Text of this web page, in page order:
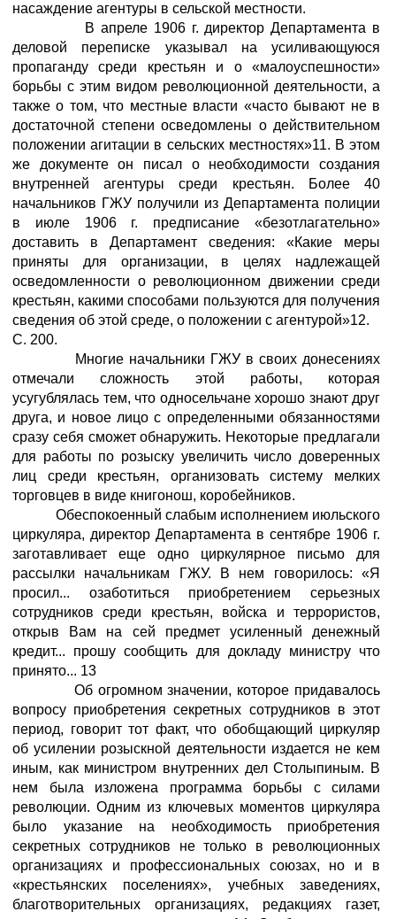
насаждение агентуры в сельской местности.
В апреле 1906 г. директор Департамента в
деловой переписке указывал на усиливающуюся
пропаганду среди крестьян и о «малоуспешности»
борьбы с этим видом революционной деятельности, а
также о том, что местные власти «часто бывают не в
достаточной степени осведомлены о действительном
положении агитации в сельских местностях»11. В этом
же документе он писал о необходимости создания
внутренней агентуры среди крестьян. Более 40
начальников ГЖУ получили из Департамента полиции
в июле 1906 г. предписание «безотлагательно»
доставить в Департамент сведения: «Какие меры
приняты для организации, в целях надлежащей
осведомленности о революционном движении среди
крестьян, какими способами пользуются для получения
сведения об этой среде, о положении с агентурой»12.
С. 200.
Многие начальники ГЖУ в своих донесениях
отмечали сложность этой работы, которая
усугублялась тем, что односельчане хорошо знают друг
друга, и новое лицо с определенными обязанностями
сразу себя сможет обнаружить. Некоторые предлагали
для работы по розыску увеличить число доверенных
лиц среди крестьян, организовать систему мелких
торговцев в виде книгонош, коробейников.
Обеспокоенный слабым исполнением июльского
циркуляра, директор Департамента в сентябре 1906 г.
заготавливает еще одно циркулярное письмо для
рассылки начальникам ГЖУ. В нем говорилось: «Я
просил... озаботиться приобретением серьезных
сотрудников среди крестьян, войска и террористов,
открыв Вам на сей предмет усиленный денежный
кредит... прошу сообщить для докладу министру что
принято... 13
Об огромном значении, которое придавалось
вопросу приобретения секретных сотрудников в этот
период, говорит тот факт, что обобщающий циркуляр
об усилении розыскной деятельности издается не кем
иным, как министром внутренних дел Столыпиным. В
нем была изложена программа борьбы с силами
революции. Одним из ключевых моментов циркуляра
было указание на необходимость приобретения
секретных сотрудников не только в революционных
организациях и профессиональных союзах, но и в
«крестьянских поселениях», учебных заведениях,
благотворительных организациях, редакциях газет,